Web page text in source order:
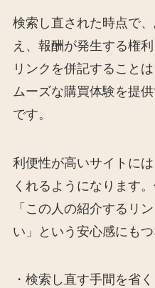
検索し直された時点で
え、報酬が発生する権
リンクを併記すること
ムーズな購買体験を提
です。
利便性が高いサイトに
くれるようになります
「この人の紹介するリ
い」という安心感にもつ
・検索し直す手間を省く